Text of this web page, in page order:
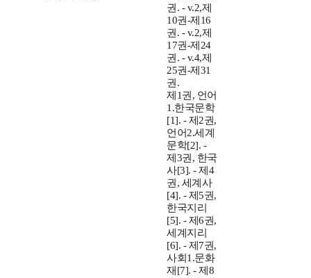
권. - v.2,제
10권-제16
권. - v.2,제
17권-제24
권. - v.4,제
25권-제31
권.
제1권, 언어
1.한국문학
[1]. - 제2권,
언어2.세계
문학[2]. -
제3권, 한국
사[3]. - 제4
권, 세계사
[4]. - 제5권,
한국지리
[5]. - 제6권,
세계지리
[6]. - 제7권,
사회1.문화
재[7]. - 제8